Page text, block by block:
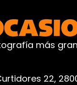
más
22,